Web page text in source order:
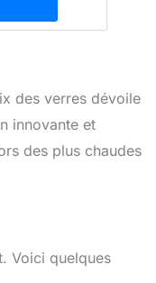
des verres dévoile
innovante et
des plus chaudes
Voici quelques